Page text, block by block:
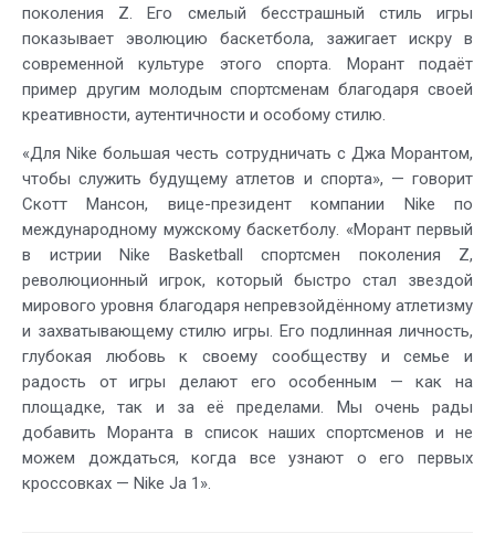
поколения Z. Его смелый бесстрашный стиль игры
показывает эволюцию баскетбола, зажигает искру в
современной культуре этого спорта. Морант подаёт
пример другим молодым спортсменам благодаря своей
креативности, аутентичности и особому стилю.
«Для Nike большая честь сотрудничать с Джа Морантом,
чтобы служить будущему атлетов и спорта», — говорит
Скотт Мансон, вице-президент компании Nike по
международному мужскому баскетболу. «Морант первый
в истрии Nike Basketball спортсмен поколения Z,
революционный игрок, который быстро стал звездой
мирового уровня благодаря непревзойдённому атлетизму
и захватывающему стилю игры. Его подлинная личность,
глубокая любовь к своему сообществу и семье и
радость от игры делают его особенным — как на
площадке, так и за её пределами. Мы очень рады
добавить Моранта в список наших спортсменов и не
можем дождаться, когда все узнают о его первых
кроссовках — Nike Ja 1».